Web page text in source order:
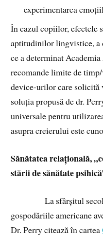
experimentarea
În cazul copiilor, efectele
aptitudinilor lingvistice, a
ce a determinat
recomande limite de
device-urilor care solicită
soluția propusă de dr.
universale pentru
asupra creierului este
Sănătatea relațională,
stării de sănătate
La sfârșitul
gospodăriile americane
Dr. Perry citează în cartea